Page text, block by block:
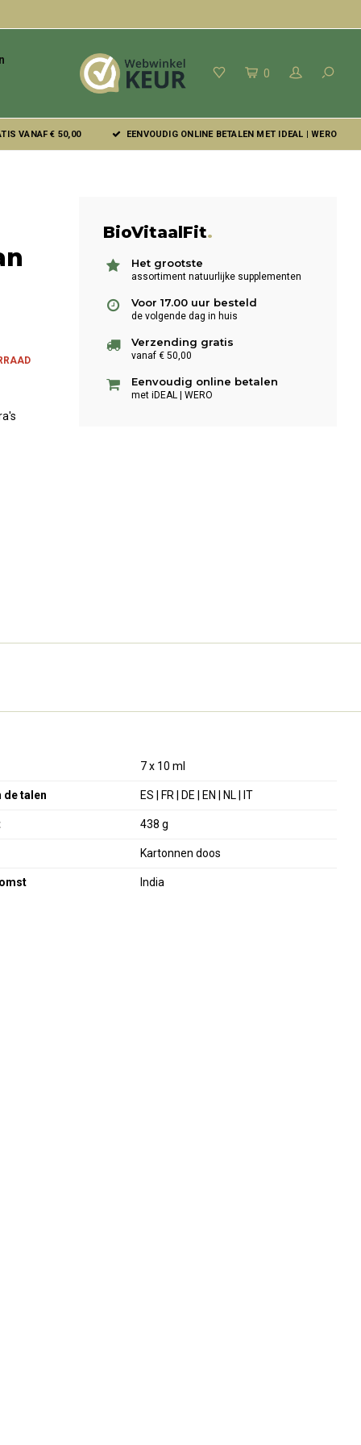
0
VANAF € 50,00 EENVOUDIG ONLINE BETALEN MET IDEAL | WERO
BioVitaalFit.
Het grootste
assortiment natuurlijke supplementen
Voor 17.00 uur besteld
de volgende dag in huis
Verzending gratis
vanaf € 50,00
Eenvoudig online betalen
met iDEAL | WERO
7 x 10 ml
de talen ES | FR | DE | EN | NL | IT
438 g
Kartonnen doos
India